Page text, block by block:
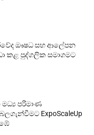
ඖෂධ සහ ආලේපන
කළ පුද්ගලික සමාගමට
මධ්‍ය පරිමාණ
ExpoScaleUp